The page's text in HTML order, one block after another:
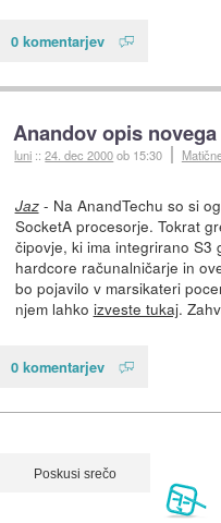
0 komentarjev
Anandov opis
luni ::24. dec 2000ob 15:30
Jaz- Na AnandTechu so si
SocketA procesorje. Tokrat
čipovje, ki ima integrirano S3
hardcore računalničarje in
bo pojavilo v marsikateri
njem lahko izveste tukaj.
0 komentarjev